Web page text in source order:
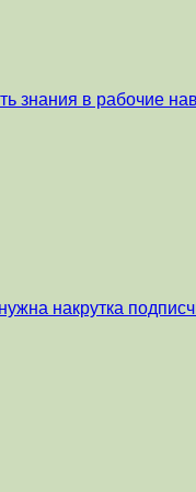
знания в рабочие
накрутка